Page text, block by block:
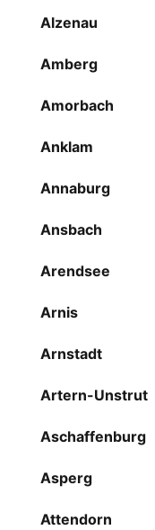
Alzenau
Amberg
Amorbach
Anklam
Annaburg
Ansbach
Arendsee
Arnis
Arnstadt
Artern-Unstrut
Aschaffenburg
Asperg
Attendorn